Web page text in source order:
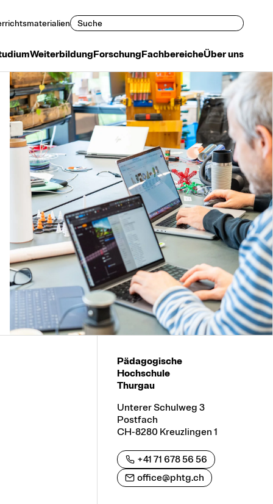
WeiterbildungForschungFachbereicheÜber uns
Suchen
Pädagogische
Hochschule
Thurgau
Unterer Schulweg 3
Postfach
CH-8280 Kreuzlingen 1
+41 71 678 56 56
office@phtg.ch